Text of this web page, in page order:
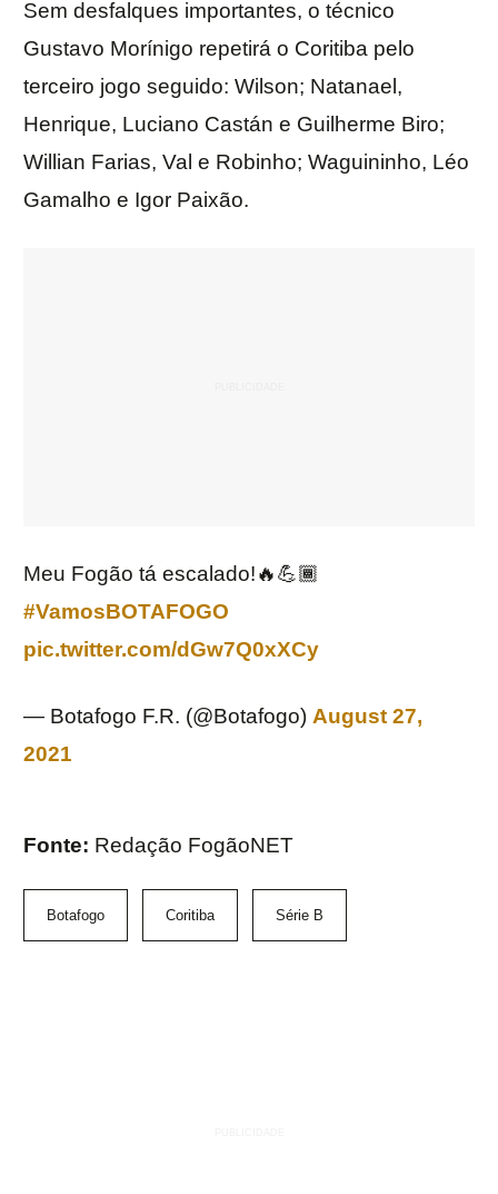
Sem desfalques importantes, o técnico
Gustavo Morínigo repetirá o Coritiba pelo
terceiro jogo seguido: Wilson; Natanael,
Henrique, Luciano Castán e Guilherme Biro;
Willian Farias, Val e Robinho; Waguininho, Léo
Gamalho e Igor Paixão.
Meu Fogão tá escalado!🔥💪🏾
#VamosBOTAFOGO
pic.twitter.com/dGw7Q0xXCy
— Botafogo F.R. (@Botafogo) August 27,
2021
Fonte: Redação FogãoNET
Botafogo Coritiba Série B